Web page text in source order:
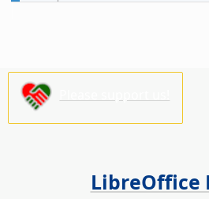
LibreOffice